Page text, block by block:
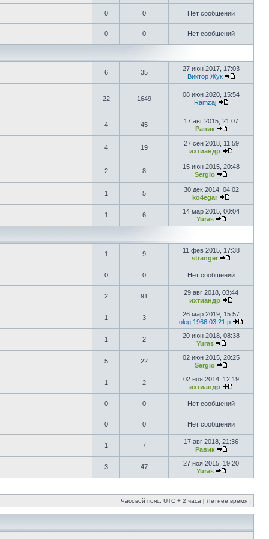
0 0 Нет сообщений
0 0 Нет сообщений
6 35
27 июн 2017, 17:03
Виктор Жук
22 1649
08 июн 2020, 15:54
Ramzaj
4 45
17 авг 2015, 21:07
Равик
4 19
27 сен 2018, 11:59
ихтиандр
2 8
15 июн 2015, 20:48
Sergio
1 5
30 дек 2014, 04:02
ko4egar
1 6
14 мар 2015, 00:04
Yuras
1 9
11 фев 2015, 17:38
stranger
0 0 Нет сообщений
2 91
29 авг 2018, 03:44
ихтиандр
1 3
26 мар 2019, 15:57
oleg.1966.03.21.p
1 2
20 июн 2018, 08:38
Yuras
5 22
02 июн 2015, 20:25
Sergio
1 2
02 ноя 2014, 12:19
ихтиандр
0 0 Нет сообщений
0 0 Нет сообщений
1 7
17 авг 2018, 21:36
Равик
3 47
27 ноя 2015, 19:20
Yuras
Часовой пояс: UTC + 2 часа [ Летнее время ]